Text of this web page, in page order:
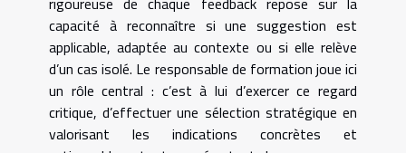
capacité à reconnaître si une suggestion est
applicable, adaptée au contexte ou si elle relève
d’un cas isolé. Le responsable de formation joue ici
un rôle central : c’est à lui d’exercer ce regard
critique, d’effectuer une sélection stratégique en
valorisant les indications concrètes et